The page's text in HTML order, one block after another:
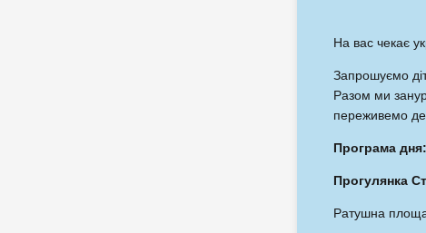
На вас чекає
Запрошуємо
Разом ми
переживемо
Програма дня:
Прогулянка
Ратушна площа,